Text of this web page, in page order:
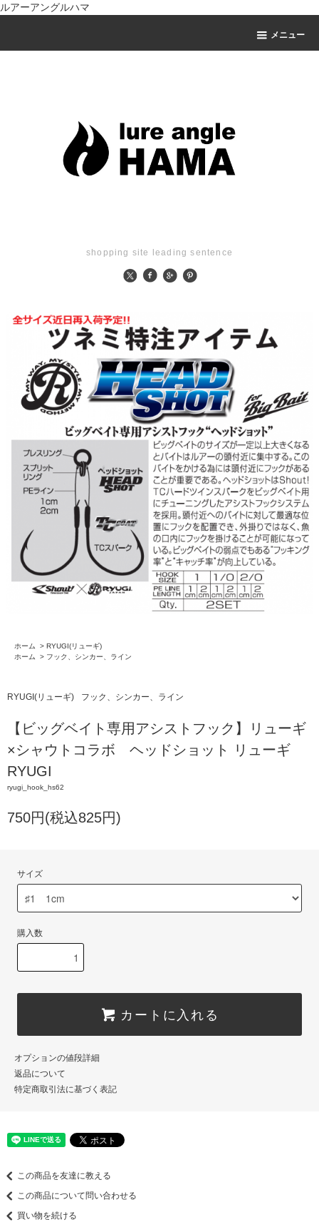
ルアーアングルハマ
メニュー
shopping site leading sentence
ホーム > RYUGI(リューギ)
ホーム
> フック、シンカー、ライン
RYUGI(リューギ) フック、シンカー、ライン
【ビッグベイト専用アシストフック】リューギ
×シャウトコラボ ヘッドショット リューギ
RYUGI
ryugi_hook_hs62
750円(税込825円)
サイズ
購入数
カートに入れる
オプションの値段詳細
返品について
特定商取引法に基づく表記
この商品を友達に教える
この商品について問い合わせる
買い物を続ける